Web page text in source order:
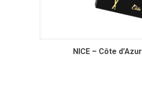
NICE – Côte d’Azur